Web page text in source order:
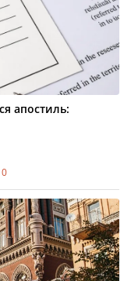
апостиль:
0